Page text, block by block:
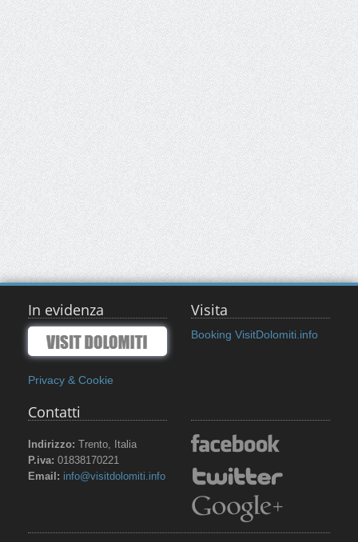
In evidenza
Privacy & Cookie
Visita
Booking VisitDolomiti.info
Contatti
Indirizzo: Trento, Italia
P.iva: 01838170221
Email: info@visitdolomiti.info